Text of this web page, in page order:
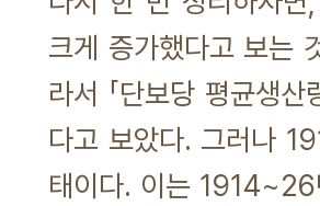
크게 증가했다고 보는
라서 「단보당 평균생
다고 보았다. 그러나
태이다. 이는 1914~26